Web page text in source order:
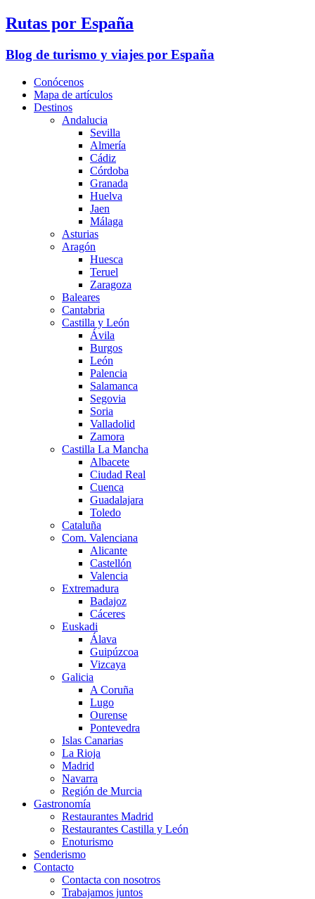
Rutas por España
Blog de turismo y viajes por España
Conócenos
Mapa de artículos
Destinos
Andalucia
Sevilla
Almería
Cádiz
Córdoba
Granada
Huelva
Jaen
Málaga
Asturias
Aragón
Huesca
Teruel
Zaragoza
Baleares
Cantabria
Castilla y León
Ávila
Burgos
León
Palencia
Salamanca
Segovia
Soria
Valladolid
Zamora
Castilla La Mancha
Albacete
Ciudad Real
Cuenca
Guadalajara
Toledo
Cataluña
Com. Valenciana
Alicante
Castellón
Valencia
Extremadura
Badajoz
Cáceres
Euskadi
Álava
Guipúzcoa
Vizcaya
Galicia
A Coruña
Lugo
Ourense
Pontevedra
Islas Canarias
La Rioja
Madrid
Navarra
Región de Murcia
Gastronomía
Restaurantes Madrid
Restaurantes Castilla y León
Enoturismo
Senderismo
Contacto
Contacta con nosotros
Trabajamos juntos